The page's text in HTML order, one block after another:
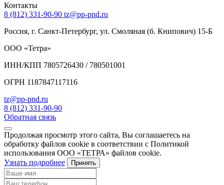
Контакты
8 (812) 331-90-90 tz@pp-pnd.ru
Россия, г. Санкт-Петербург, ул. Смоляная (б. Книпович) 15-Б
ООО «Тетра»
ИНН/КПП 7805726430 / 780501001
ОГРН 1187847117116
tz@pp-pnd.ru
8 (812) 331-90-90
Обратная связь
Продолжая просмотр этого сайта, Вы соглашаетесь на
обработку файлов cookie в соответствии с Политикой
использования ООО «ТЕТРА» файлов cookie.
Узнать подробнее
Принять